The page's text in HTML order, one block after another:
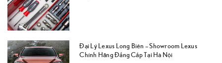
Đại Lý Lexus Long Biên – Showroom Lexus
Chính Hãng Đẳng Cấp Tại Hà Nội